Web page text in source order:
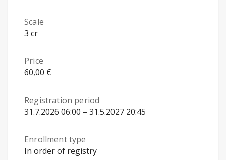
Scale
3 cr
Price
60,00 €
Registration period
31.7.2026 06:00 – 31.5.2027 20:45
Enrollment type
In order of registry